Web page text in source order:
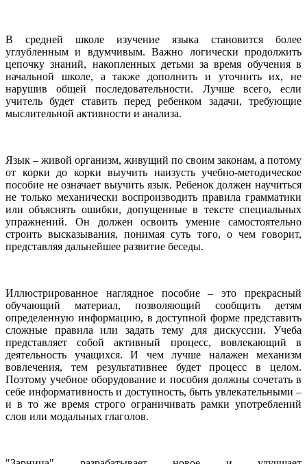
В средней школе изучение языка становится более
углубленным и вдумчивым. Важно логически продолжить
цепочку знаний, накопленных детьми за время обучения в
начальной школе, а также дополнить и уточнить их, не
нарушив общей последовательности. Лучше всего, если
учитель будет ставить перед ребенком задачи, требующие
мыслительной активности и анализа.
Язык – живой организм, живущий по своим законам, а потому
от корки до корки выучить наизусть учебно-методическое
пособие не означает выучить язык. Ребенок должен научиться
не только механически воспроизводить правила грамматики
или объяснять ошибки, допущенные в тексте специальных
упражнений. Он должен освоить умение самостоятельно
строить высказывания, понимая суть того, о чем говорит,
представляя дальнейшее развитие беседы.
Иллюстрированное наглядное пособие – это прекрасный
обучающий материал, позволяющий сообщить детям
определенную информацию, в доступной форме представить
сложные правила или задать тему для дискуссии. Учеба
представляет собой активный процесс, вовлекающий в
деятельность учащихся. И чем лучше налажен механизм
вовлечения, тем результативнее будет процесс в целом.
Поэтому учебное оборудование и пособия должны сочетать в
себе информативность и доступность, быть увлекательными –
и в то же время строго ограничивать рамки употреблений
слов или модальных глаголов.